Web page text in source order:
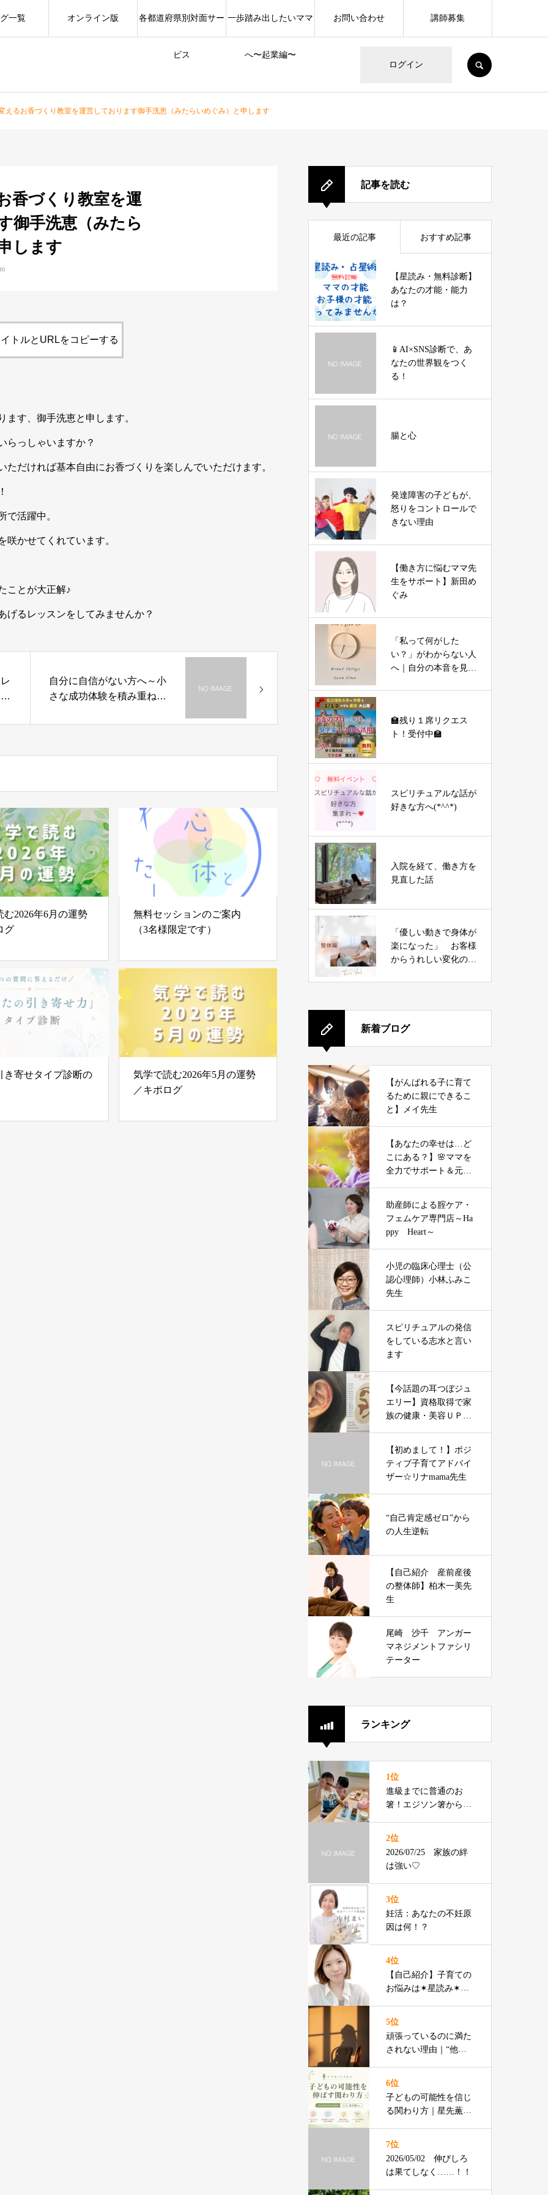
ログイン
SEARCH
一覧 オンライン版 各都道府県別対面サー
ビス
一歩踏み出したいママ
へ〜起業編〜
お問い合わせ 講師募集
えるお香づくり教室を運営しております御手洗恵（みたらいめぐみ）と申します
香づくり教室を運
御手洗恵（みたら
します
トルとURLをコピーする
す、御手洗恵と申します。
らっしゃいますか？
だければ基本自由にお香づくりを楽しんでいただけます。
で活躍中。
かせてくれています。
ことが大正解♪
げるレッスンをしてみませんか？
自分に自信がない方へ～小
さな成功体験を積み重ねら
む2026年6月の運勢
グ
無料セッションのご案内
（3名様限定です）
き寄せタイプ診断の
気学で読む2026年5月の運勢
／キポログ
記事を読む
最近の記事 おすすめ記事
【星読み・無料診断】
あなたの才能・能力
は？
📱AI×SNS診断で、あ
なたの世界観をつく
る！
腸と心
発達障害の子どもが、
怒りをコントロールで
きない理由
【働き方に悩むママ先
生をサポート】新田め
ぐみ
「私って何がした
い？」がわからない人
へ｜自分の本音を見つ
🏫残り１席リクエス
ト！受付中🏫
スピリチュアルな話が
好きな方へ(*^^*)
入院を経て、働き方を
見直した話
「優しい動きで身体が
楽になった」 お客様
からうれしい変化のお
新着ブログ
【がんばれる子に育て
るために親にできるこ
と】メイ先生
【あなたの幸せは…ど
こにある？】🌸ママを
全力でサポート＆元気
ーチング
助産師による腟ケア・
フェムケア専門店～Ha
ppy Heart～
小児の臨床心理士（公
認心理師）小林ふみこ
先生
スピリチュアルの発信
をしている志水と言い
ます
【今話題の耳つぼジュ
エリー】資格取得で家
族の健康・美容ＵＰや
【初めまして！】ポジ
ティブ子育てアドバイ
ザー☆リナmama先生
“自己肯定感ゼロ”から
の人生逆転
【自己紹介 産前産後
の整体師】柏木一美先
生
尾崎 沙千 アンガー
マネジメントファシリ
テーター
ランキング
1位
進級までに普通のお
箸！エジソン箸からの
2位
2026/07/25 家族の絆
は強い♡
3位
妊活：あなたの不妊原
因は何！？
4位
【自己紹介】子育ての
お悩みは✶星読み✶で
5位
頑張っているのに満た
されない理由｜“他人
6位
子どもの可能性を信じ
る関わり方｜星先薫さ
7位
2026/05/02 伸びしろ
は果てしなく……！！